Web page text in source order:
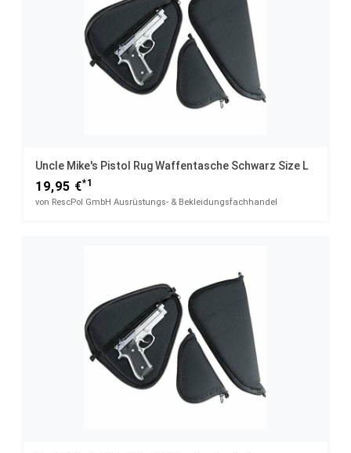
Uncle Mike's Pistol Rug Waffentasche Schwarz Size L
19,95 €*1
von RescPol GmbH Ausrüstungs- & Bekleidungsfachhandel